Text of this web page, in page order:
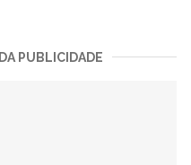
PUBLICIDADE